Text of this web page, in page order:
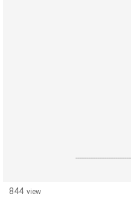
844 view